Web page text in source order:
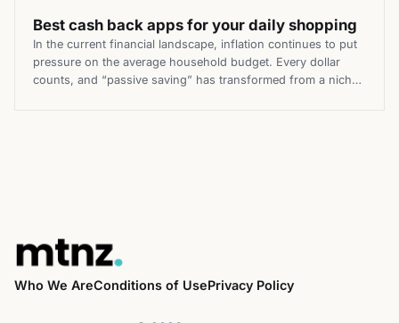
Best cash back apps for your daily shopping
In the current financial landscape, inflation continues to put
pressure on the average household budget. Every dollar
counts, and “passive saving” has transformed from a niche
Who We AreConditions of UsePrivacy Policy